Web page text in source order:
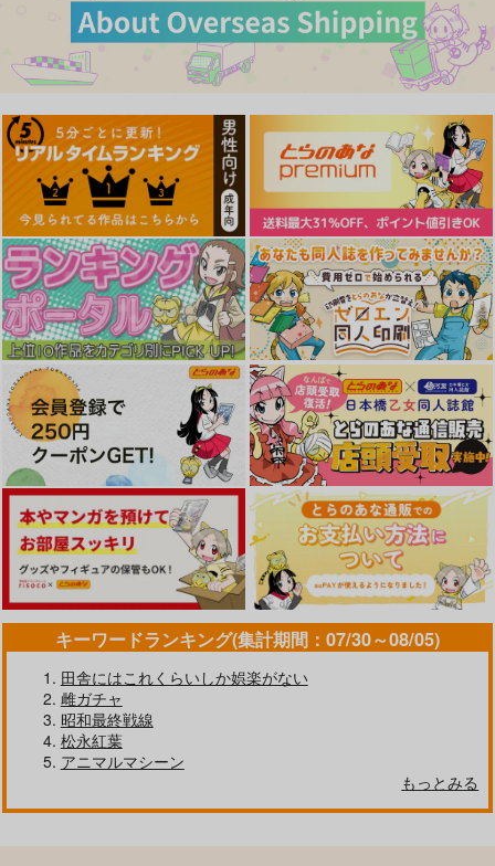
キーワードランキング(集計期間：07/30～08/05)
田舎にはこれくらいしか娯楽がない
雌ガチャ
昭和最終戦線
松永紅葉
アニマルマシーン
もっとみる